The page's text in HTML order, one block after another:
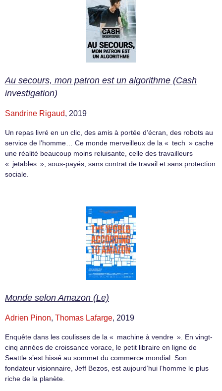
Au secours, mon patron est un algorithme (Cash
investigation)
Sandrine Rigaud, 2019
Un repas livré en un clic, des amis à portée d’écran, des robots au
service de l’homme… Ce monde merveilleux de la « tech » cache
une réalité beaucoup moins reluisante, celle des travailleurs
« jetables », sous-payés, sans contrat de travail et sans protection
sociale.
Monde selon Amazon (Le)
Adrien Pinon, Thomas Lafarge, 2019
Enquête dans les coulisses de la « machine à vendre ». En vingt-
cinq années de croissance vorace, le petit libraire en ligne de
Seattle s’est hissé au sommet du commerce mondial. Son
fondateur visionnaire, Jeff Bezos, est aujourd’hui l’homme le plus
riche de la planète.